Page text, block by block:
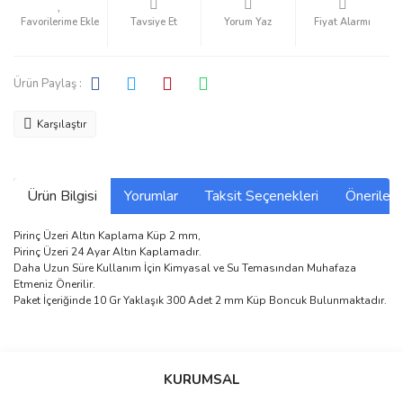
Tavsiye Et Yorum Yaz Fiyat Alarmı
Ürün Paylaş :
Karşılaştır
Ürün Bilgisi Yorumlar Taksit Seçenekleri
Pirinç Üzeri Altın Kaplama Küp 2 mm,
Pirinç Üzeri 24 Ayar Altın Kaplamadır.
Daha Uzun Süre Kullanım İçin Kimyasal ve Su Temasından Muhafaza
Etmeniz Önerilir.
Paket İçeriğinde 10 Gr Yaklaşık 300 Adet 2 mm Küp Boncuk Bulunmaktadır.
Bu ürüne ilk yorumu siz yapın!
KURUMSAL